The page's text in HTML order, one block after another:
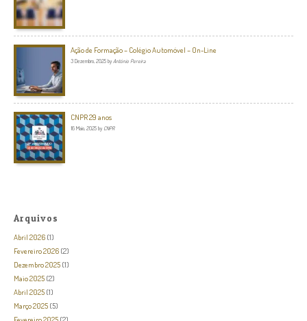
Ação de Formação – Colégio Automóvel – On-Line
3 Dezembro, 2025 by António Pereira
CNPR 29 anos
16 Maio, 2025 by CNPR
Arquivos
Abril 2026 (1)
Fevereiro 2026 (2)
Dezembro 2025 (1)
Maio 2025 (2)
Abril 2025 (1)
Março 2025 (5)